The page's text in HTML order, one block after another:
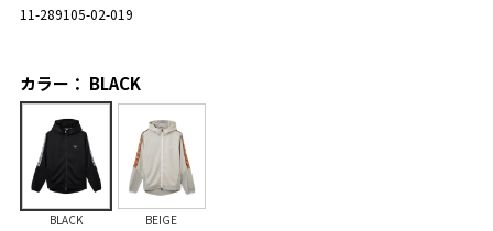
11-289105-02-019
カラー： BLACK
BLACK BEIGE